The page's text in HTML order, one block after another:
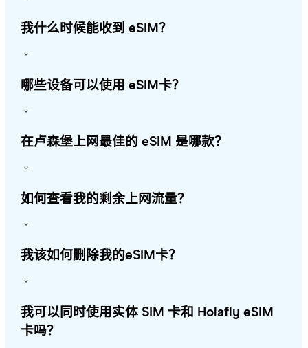
我什么时候能收到 eSIM？
哪些设备可以使用 eSIM卡？
在卢森堡上网最佳的 eSIM 是哪款？
如何查看我的剩余上网流量？
我该如何删除我的eSIM卡？
我可以同时使用实体 SIM 卡和 Holafly eSIM
卡吗？